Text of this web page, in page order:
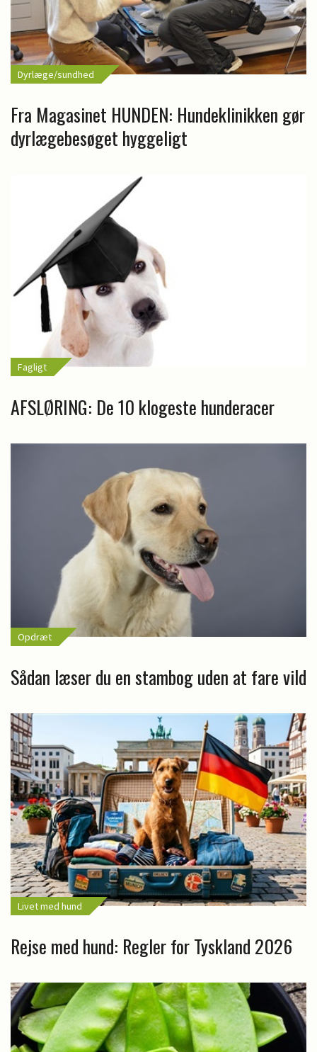
Dyrlæge/sundhed
Fra Magasinet HUNDEN: Hundeklinikken gør
dyrlægebesøget hyggeligt
Fagligt
AFSLØRING: De 10 klogeste hunderacer
Opdræt
Sådan læser du en stambog uden at fare vild
Livet med hund
Rejse med hund: Regler for Tyskland 2026